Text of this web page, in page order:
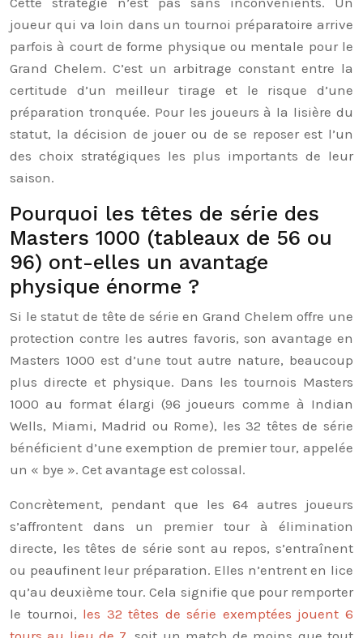
joueur qui va loin dans un tournoi préparatoire arrive
parfois à court de forme physique ou mentale pour le
Grand Chelem. C’est un arbitrage constant entre la
certitude d’un meilleur tirage et le risque d’une
préparation tronquée. Pour les joueurs à la lisière du
statut, la décision de jouer ou de se reposer est l’un
des choix stratégiques les plus importants de leur
saison.
Pourquoi les têtes de série des
Masters 1000 (tableaux de 56 ou
96) ont-elles un avantage
physique énorme ?
Si le statut de tête de série en Grand Chelem offre une
protection contre les autres favoris, son avantage en
Masters 1000 est d’une tout autre nature, beaucoup
plus directe et physique. Dans les tournois Masters
1000 au format élargi (96 joueurs comme à Indian
Wells, Miami, Madrid ou Rome), les 32 têtes de série
bénéficient d’une exemption de premier tour, appelée
un « bye ». Cet avantage est colossal.
Concrètement, pendant que les 64 autres joueurs
s’affrontent dans un premier tour à élimination
directe, les têtes de série sont au repos, s’entraînent
ou peaufinent leur préparation. Elles n’entrent en lice
qu’au deuxième tour. Cela signifie que pour remporter
le tournoi, les 32 têtes de série exemptées jouent 6